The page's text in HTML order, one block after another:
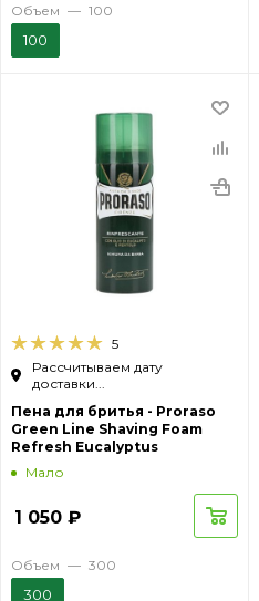
Объем — 100
100
5
Рассчитываем дату
доставки...
Пена для бритья - Proraso
Green Line Shaving Foam
Refresh Eucalyptus
Мало
1 050 ₽
Объем — 300
300